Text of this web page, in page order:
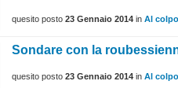
quesito posto 23 Gennaio 2014 in Al colpo
Sondare con la
quesito posto 23 Gennaio 2014 in Al colpo